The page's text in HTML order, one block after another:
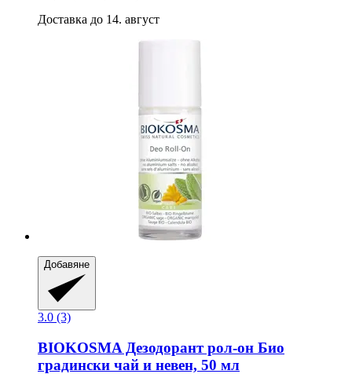
Доставка до 14. август
Добавяне
3.0 (3)
BIOKOSMA Дезодорант рол-​он Био
градински чай и невен, 50 мл